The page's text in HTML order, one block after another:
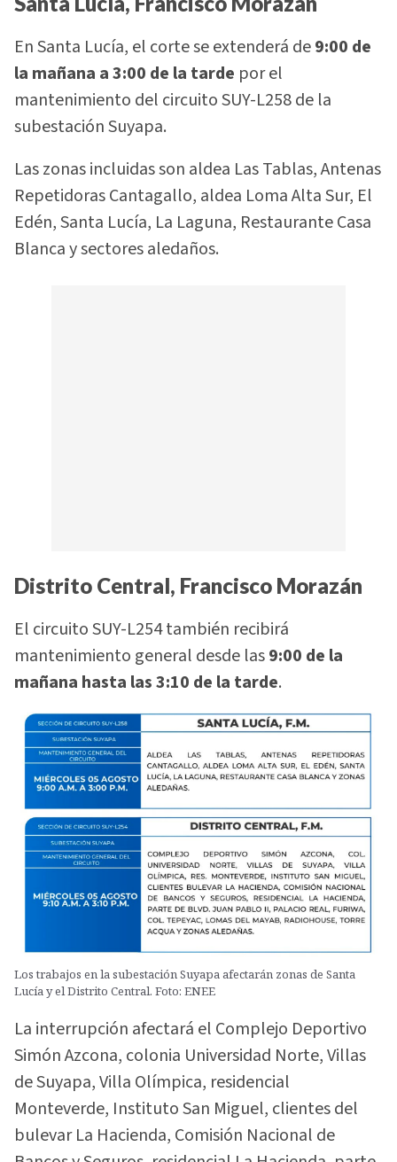
En Santa Lucía, el corte se extenderá de9:00 de
la mañana a 3:00 de la tarde por el
mantenimiento del circuito SUY-L258 de la
subestación Suyapa.
Las zonas incluidas son aldea Las Tablas, Antenas
Repetidoras Cantagallo, aldea Loma Alta Sur, El
Edén, Santa Lucía, La Laguna, Restaurante Casa
Blanca y sectores aledaños.
Distrito Central, Francisco Morazán
El circuito SUY-L254 también recibirá
mantenimiento general desde las9:00 de la
mañana hasta las 3:10 de la tarde.
Los trabajos en la subestación Suyapa afectarán zonas de Santa
Lucía y el Distrito Central. Foto: ENEE
La interrupción afectará el Complejo Deportivo
Simón Azcona, colonia Universidad Norte, Villas
de Suyapa, Villa Olímpica, residencial
Monteverde, Instituto San Miguel, clientes del
bulevar La Hacienda, Comisión Nacional de